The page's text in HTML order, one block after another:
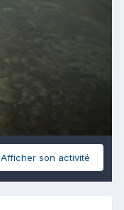
Afficher son activité